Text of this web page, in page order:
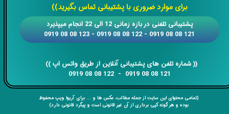
برای موارد ضروری با پشتیبانی تماس بگیرید))
​​​​​​​​​​​​​​(( ​​​​​​​شماره تلفن های پشتیبانی آنلاین از طریق واتس اپ ))
​​​​​​​121 08 08 0919 - 122 08 08 0919
​​پشتیبانی تلفنی در بازه زمانی 12 الی 22 انجام میپذیرد
121 08 08 0919 - 122 08 08 0919 - 123 08 08 0919
(تمامی محتوای این سایت از جمله مطالب، عکس ها و ... برای آریوا ویپ محفوظ
بوده و هر گونه کپی برداری از آن غیر قانونی است و پیگرد قانونی دارد)